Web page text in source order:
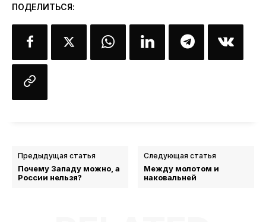
ПОДЕЛИТЬСЯ:
Предыдущая статья
Почему Западу можно, а
России нельзя?
Следующая статья
Между молотом и
наковальней